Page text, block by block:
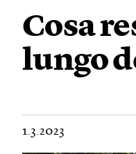
Cosa
lungo
1.3.2023